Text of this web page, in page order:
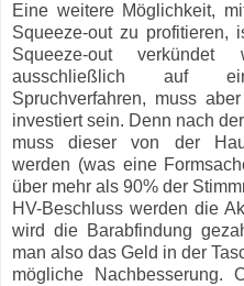
Eine weitere Möglichkeit,
Squeeze-out zu profitieren,
Squeeze-out
ausschließlich auf
Spruchverfahren, muss
investiert sein. Denn nach
muss dieser von der
werden (was eine
über mehr als 90% der
HV-Beschluss werden die
wird die Barabfindung
man also das Geld in der
mögliche Nachbesserung.